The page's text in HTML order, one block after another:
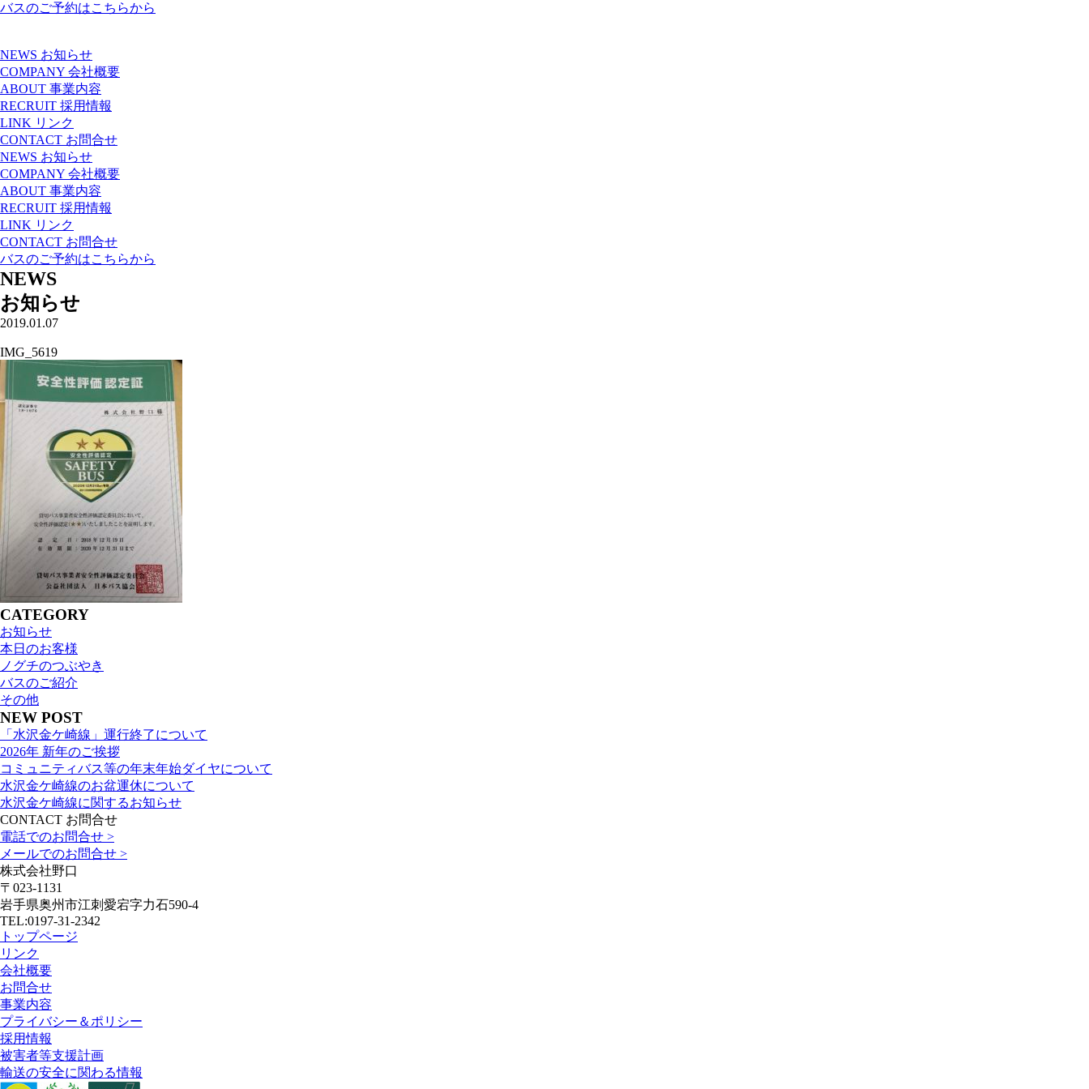
バスのご予約はこちらから
NEWS お知らせ
COMPANY 会社概要
ABOUT 事業内容
RECRUIT 採用情報
LINK リンク
CONTACT お問合せ
NEWS お知らせ
COMPANY 会社概要
ABOUT 事業内容
RECRUIT 採用情報
LINK リンク
CONTACT お問合せ
バスのご予約はこちらから
NEWS
お知らせ
2019.01.07
IMG_5619
CATEGORY
お知らせ
本日のお客様
ノグチのつぶやき
バスのご紹介
その他
NEW POST
「水沢金ケ崎線」運行終了について
2026年 新年のご挨拶
コミュニティバス等の年末年始ダイヤについて
水沢金ケ崎線のお盆運休について
水沢金ケ崎線に関するお知らせ
CONTACT お問合せ
電話でのお問合せ >
メールでのお問合せ >
株式会社野口
〒023-1131
岩手県奥州市江刺愛宕字力石590-4
TEL:0197-31-2342
トップページ
リンク
会社概要
お問合せ
事業内容
プライバシー＆ポリシー
採用情報
被害者等支援計画
輸送の安全に関わる情報